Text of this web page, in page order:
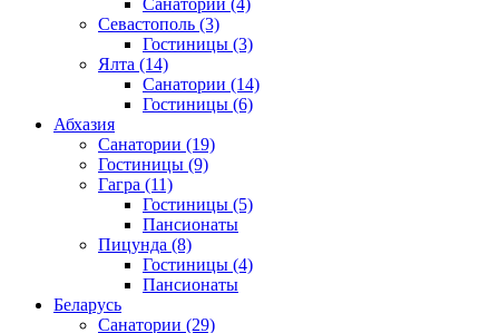
Санатории (4)
Севастополь (3)
Гостиницы (3)
Ялта (14)
Санатории (14)
Гостиницы (6)
Абхазия
Санатории (19)
Гостиницы (9)
Гагра (11)
Гостиницы (5)
Пансионаты
Пицунда (8)
Гостиницы (4)
Пансионаты
Беларусь
Санатории (29)